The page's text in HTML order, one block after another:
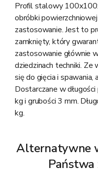
Profil stalowy
obróbki
zastosowanie. Jest to
zamknięty, który
zastosowanie głównie
dziedzinach techniki. Ze
się do gięcia i spawania,
Dostarczane w
kg i grubości 3 mm.
kg.
Alternatywne
Państwa